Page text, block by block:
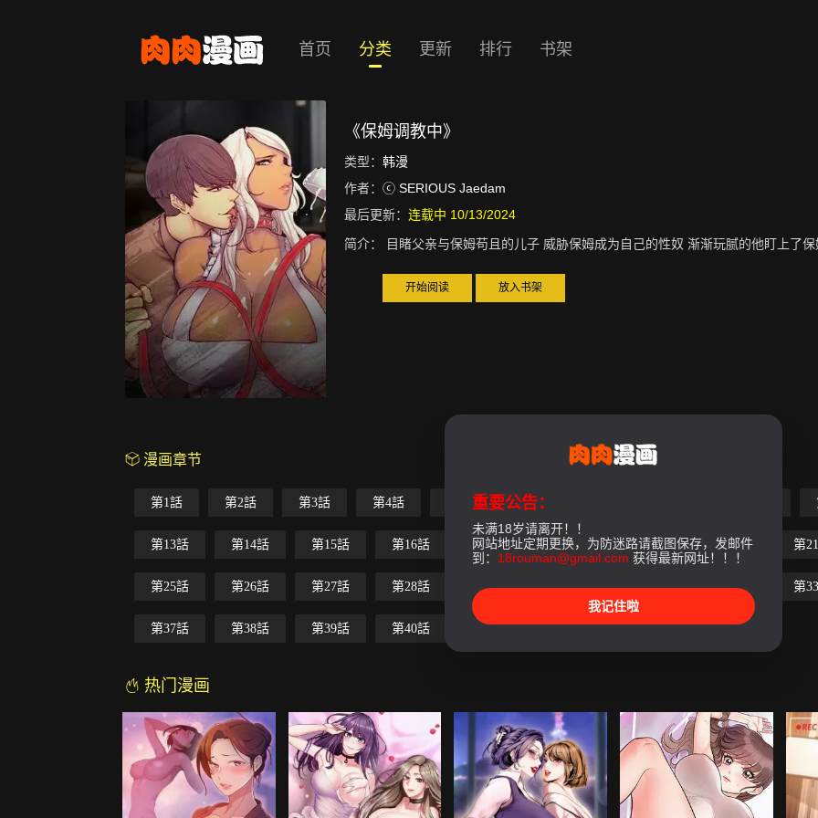
首页 分类 更新 排行 书架
《保姆调教中》
类型： 韩漫
作者： ⓒ SERIOUS Jaedam
最后更新： 连载中 10/13/2024
简介：
目睹父亲与保姆苟且的儿子 威胁保姆成为自己的性奴 渐渐玩腻的他盯上了
开始阅读 放入书架
漫画章节
第1話 第2話 第3話 第4話 第5話 第6話
第13話 第14話 第15話 第16話 第17話 第18話 第19話 第20話 第
第25話 第26話 第27話 第28話 第29話 第30話 第31話 第32話 第
第37話 第38話 第39話 第40話 第41話 第42話 第43話 第44話
热门漫画
重要公告：
未满18岁请离开！！
网站地址定期更换，为防迷路请截图保存，发邮件
到： 18rouman@gmail.com 获得最新网址！！！
我记住啦